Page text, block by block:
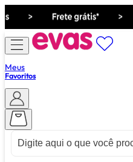
Meus
Favoritos